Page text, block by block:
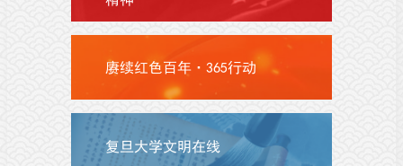
赓续红色百年·365行动
复旦大学文明在线